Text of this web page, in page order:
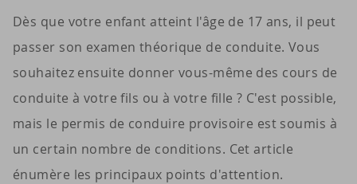
Dès que votre enfant atteint l'âge de 17 ans, il peut
passer son examen théorique de conduite. Vous
souhaitez ensuite donner vous-même des cours de
conduite à votre fils ou à votre fille ? C'est possible,
mais le permis de conduire provisoire est soumis à
un certain nombre de conditions. Cet article
énumère les principaux points d'attention.